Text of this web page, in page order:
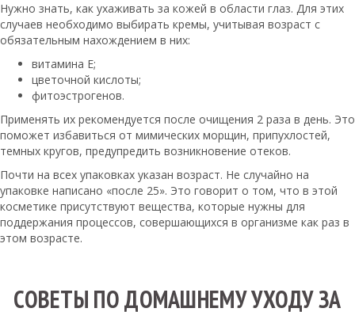
Нужно знать, как ухаживать за кожей в области глаз. Для этих
случаев необходимо выбирать кремы, учитывая возраст с
обязательным нахождением в них:
витамина Е;
цветочной кислоты;
фитоэстрогенов.
Применять их рекомендуется после очищения 2 раза в день. Это
поможет избавиться от мимических морщин, припухлостей,
темных кругов, предупредить возникновение отеков.
Почти на всех упаковках указан возраст. Не случайно на
упаковке написано «после 25». Это говорит о том, что в этой
косметике присутствуют вещества, которые нужны для
поддержания процессов, совершающихся в организме как раз в
этом возрасте.
СОВЕТЫ ПО ДОМАШНЕМУ УХОДУ ЗА